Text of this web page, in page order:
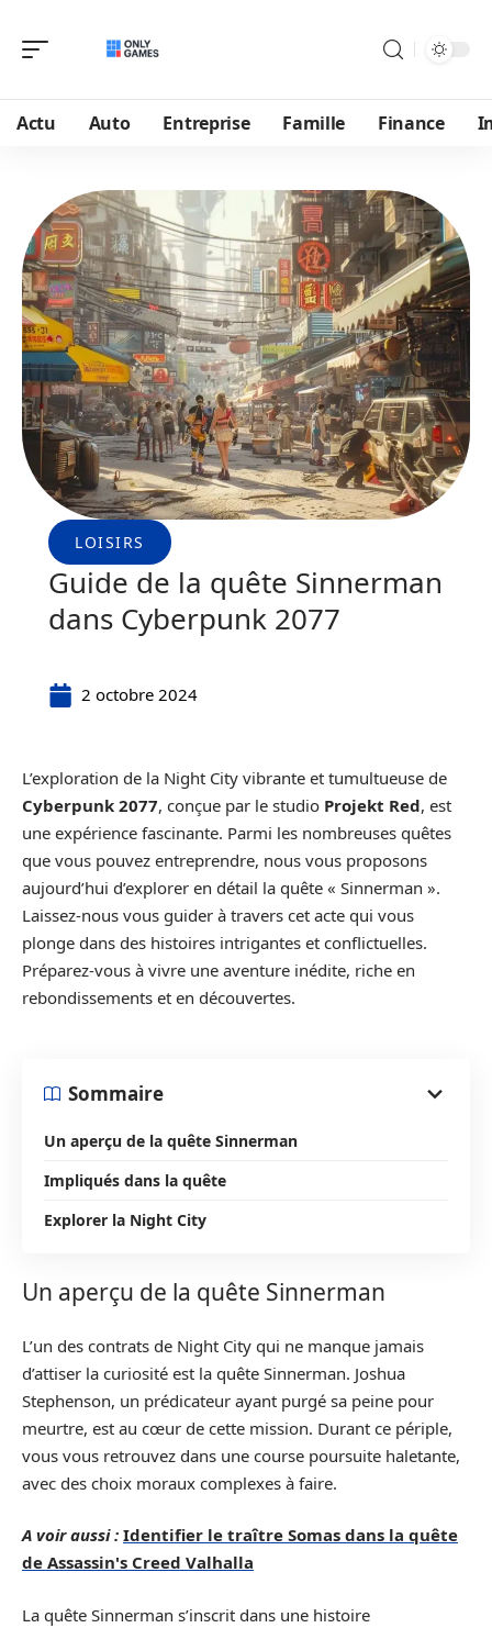
Actu Auto Entreprise Famille Finance
LOISIRS
Guide de la quête Sinnerman
dans Cyberpunk 2077
2 octobre 2024
L’exploration de la Night City vibrante et tumultueuse de
Cyberpunk 2077, conçue par le studio Projekt Red, est
une expérience fascinante. Parmi les nombreuses quêtes
que vous pouvez entreprendre, nous vous proposons
aujourd’hui d’explorer en détail la quête « Sinnerman ».
Laissez-nous vous guider à travers cet acte qui vous
plonge dans des histoires intrigantes et conflictuelles.
Préparez-vous à vivre une aventure inédite, riche en
rebondissements et en découvertes.
Sommaire
Un aperçu de la quête Sinnerman
Impliqués dans la quête
Explorer la Night City
Un aperçu de la quête Sinnerman
L’un des contrats de Night City qui ne manque jamais
d’attiser la curiosité est la quête Sinnerman. Joshua
Stephenson, un prédicateur ayant purgé sa peine pour
meurtre, est au cœur de cette mission. Durant ce périple,
vous vous retrouvez dans une course poursuite haletante,
avec des choix moraux complexes à faire.
A voir aussi : Identifier le traître Somas dans la quête
de Assassin's Creed Valhalla
La quête Sinnerman s’inscrit dans une histoire